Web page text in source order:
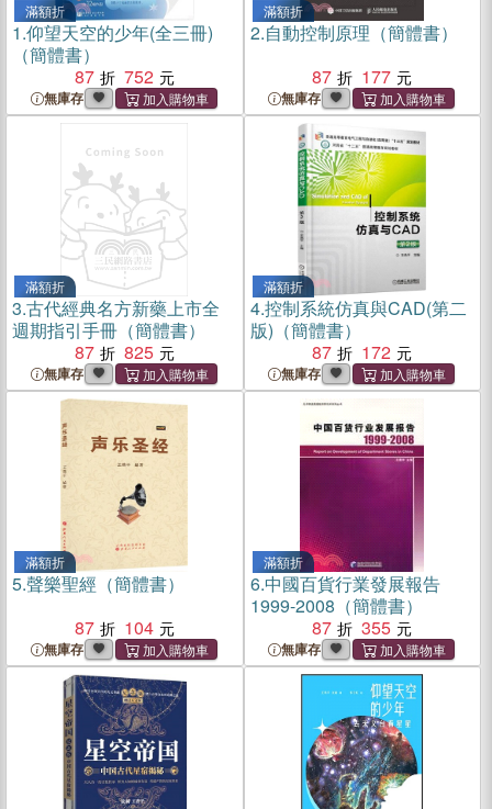
滿額折
1.仰望天空的少年(全三冊)
（簡體書）
87
752
無庫存
滿額折
2.自動控制原理（簡體書）
87
177
無庫存
滿額折
3.古代經典名方新藥上市全
週期指引手冊（簡體書）
87
825
無庫存
滿額折
4.控制系統仿真與CAD(第二
版)（簡體書）
87
172
無庫存
滿額折
5.聲樂聖經（簡體書）
87
104
無庫存
滿額折
6.中國百貨行業發展報告
1999-2008（簡體書）
87
355
無庫存